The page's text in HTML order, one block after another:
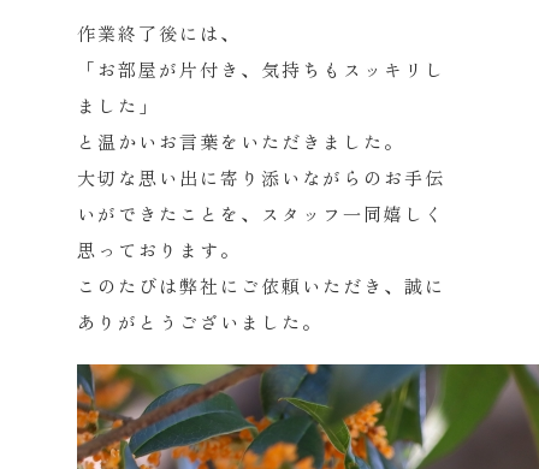
作業終了後には、
「お部屋が片付き、気持ちもスッキリし
ました」
と温かいお言葉をいただきました。
大切な思い出に寄り添いながらのお手伝
いができたことを、
スタッフ一同嬉しく
思っております。
このたびは弊社にご依頼いただき、誠に
ありがとうございました。